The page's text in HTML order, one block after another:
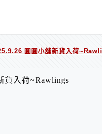
圓圓小舖新貨入荷
貨入荷~Rawlings